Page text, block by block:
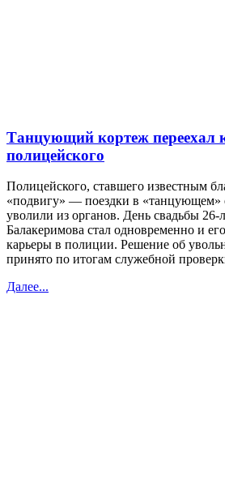
Танцующий кортеж переехал
полицейского
Полицейского, ставшего известным
«подвигу» — поездки в «танцующем»
уволили из органов. День свадьбы 26-
Балакеримова стал одновременно и
карьеры в полиции. Решение об
принято по итогам служебной
Далее...